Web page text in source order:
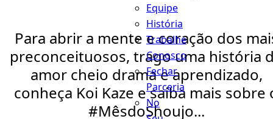
Equipe
História
Trabalhe
Conosco
Fechar
Parceria
No
Para abrir a mente e coração dos
preconceituosos, trago uma história
amor cheio drama e aprendizado,
conheça Koi Kaze e saiba mais sobre
#MêsdoShoujo...